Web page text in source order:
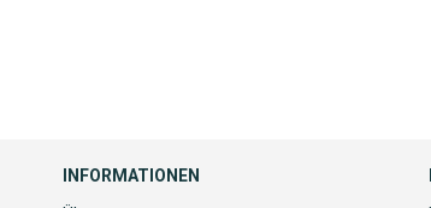
INFORMATIONEN